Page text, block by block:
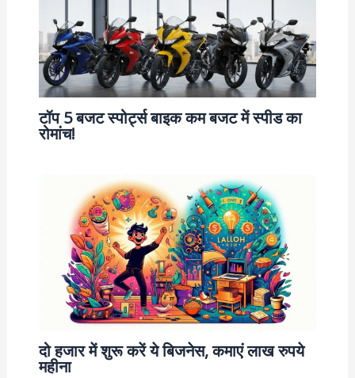
टॉप 5 बजट स्पोर्ट्स बाइक कम बजट में स्पीड का
रोमांच!
दो हजार में शुरू करें ये बिजनेस, कमाएं लाख रुपये
महीना